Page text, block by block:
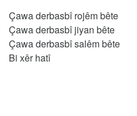
Çawa derbasbî rojêm bête
Çawa derbasbî jiyan bête
Çawa derbasbî salêm bête
Bi xêr hatî